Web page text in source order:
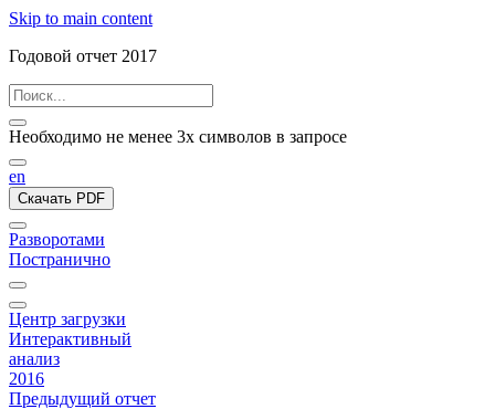
Skip to main content
Годовой отчет 2017
Необходимо не менее 3х символов в запросе
en
Скачать PDF
Разворотами
Постранично
Центр загрузки
Интерактивный
анализ
2016
Предыдущий отчет